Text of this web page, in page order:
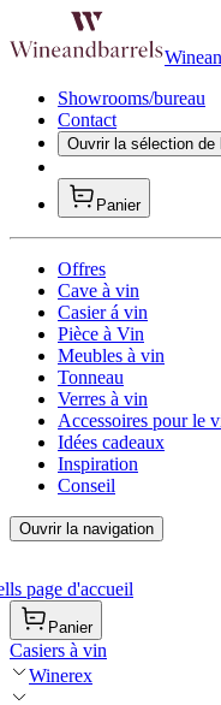
Showrooms/bureau
Contact
Ouvrir la sélection de
Panier
Offres
Cave à vin
Casier á vin
Pièce à Vin
Meubles à vin
Tonneau
Verres à vin
Accessoires pour le
Idées cadeaux
Inspiration
Conseil
Ouvrir la navigation
page d'accueil
Panier
Casiers à vin
Winerex